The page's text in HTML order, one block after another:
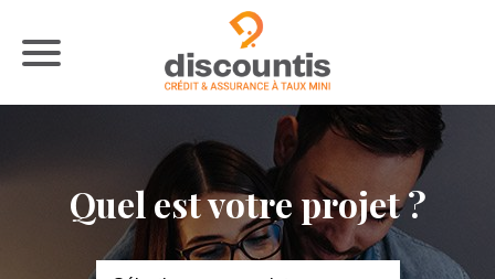
Quel est votre projet ?